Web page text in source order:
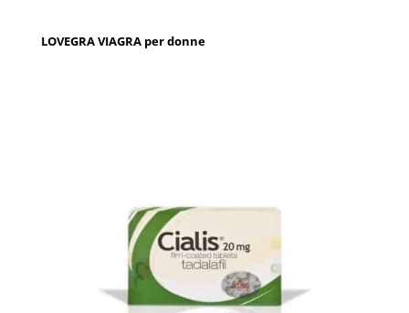
LOVEGRA VIAGRA per donne